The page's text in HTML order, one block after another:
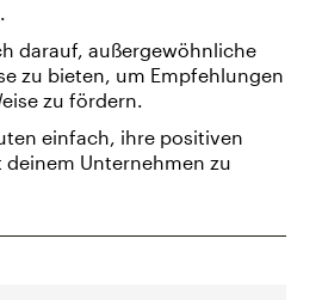
darauf, außergewöhnliche
zu bieten, um Empfehlungen
zu fördern.
einfach, ihre positiven
Unternehmen zu